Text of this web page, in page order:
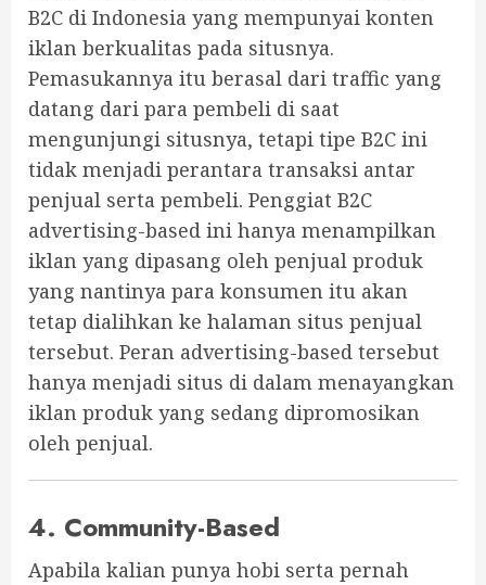
B2C di Indonesia yang mempunyai konten
iklan berkualitas pada situsnya.
Pemasukannya itu berasal dari traffic yang
datang dari para pembeli di saat
mengunjungi situsnya, tetapi tipe B2C ini
tidak menjadi perantara transaksi antar
penjual serta pembeli. Penggiat B2C
advertising-based ini hanya menampilkan
iklan yang dipasang oleh penjual produk
yang nantinya para konsumen itu akan
tetap dialihkan ke halaman situs penjual
tersebut. Peran advertising-based tersebut
hanya menjadi situs di dalam menayangkan
iklan produk yang sedang dipromosikan
oleh penjual.
4. Community-Based
Apabila kalian punya hobi serta pernah